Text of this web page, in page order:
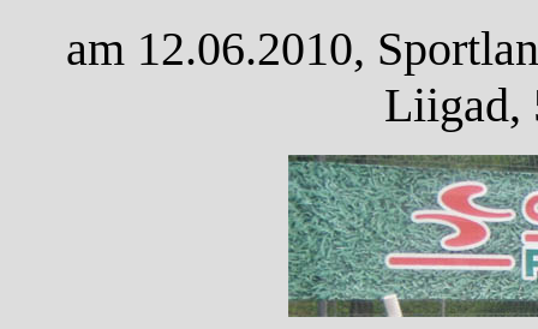
am 12.06.2010,
Liigad,